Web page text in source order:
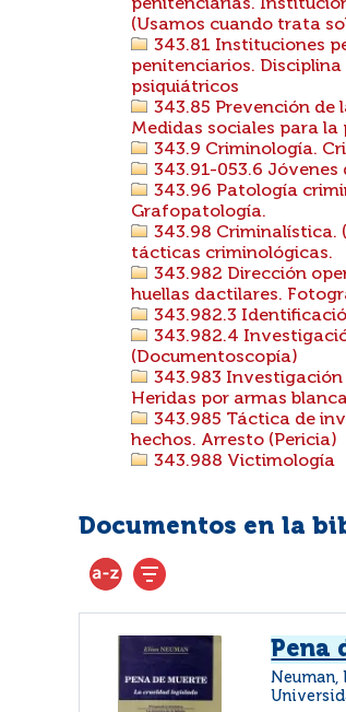
penitenciarias.
(Usamos cuando trata
343.81 Instituciones
penitenciarios.
psiquiátricos
343.85 Prevención de
Medidas sociales para
343.9 Criminología.
343.91-053.6 Jóvenes
343.96 Patología
Grafopatología.
343.98 Criminalística.
tácticas criminológicas.
343.982 Dirección
huellas dactilares.
343.982.3
343.982.4
(Documentoscopía)
343.983
Heridas por armas
343.985 Táctica de
hechos. Arresto (Pericia)
343.988 Victimología
Documentos en la
Pena
Neuman,